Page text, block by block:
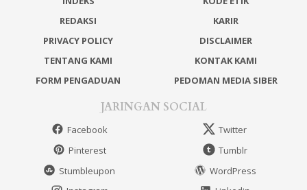
REDAKSI
KARIR
PRIVACY POLICY
DISCLAIMER
TENTANG KAMI
KONTAK KAMI
FORM PENGADUAN
PEDOMAN MEDIA SIBER
JARINGAN SOCIAL
Facebook
Twitter
Pinterest
Tumblr
Stumbleupon
WordPress